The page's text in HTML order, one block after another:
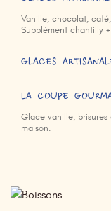
Vanille, chocolat,
Supplément chantilly
GLACES
LA COUPE
Glace vanille,
maison.